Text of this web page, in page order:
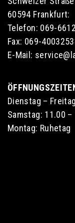
60594 Frankfurt:
Telefon: 069-
Fax: 069-
E-Mail:
Dienstag –
Samstag: 11.00 –
Montag: Ruhetag